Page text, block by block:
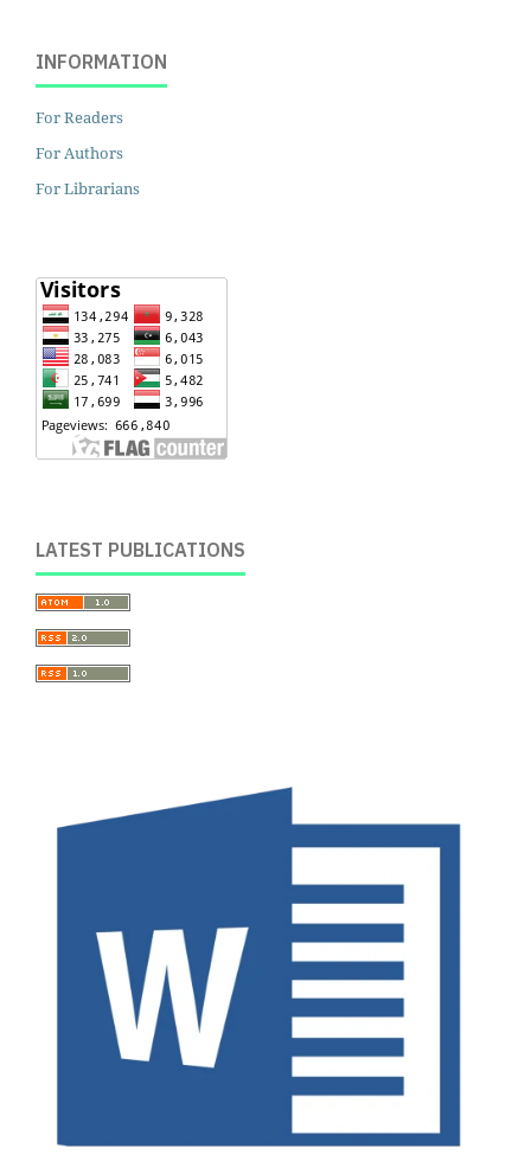
INFORMATION
For Readers
For Authors
For Librarians
LATEST PUBLICATIONS